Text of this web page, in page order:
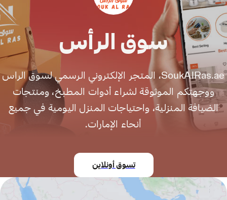
سوق الرأس
SoukAlRas.ae، المتجر الإلكتروني الرسمي لسوق الراس
ووجهتكم الموثوقة لشراء أدوات المطبخ، ومنتجات
الضيافة المنزلية، واحتياجات المنزل اليومية في جميع
أنحاء الإمارات.
تسوق أونلاين